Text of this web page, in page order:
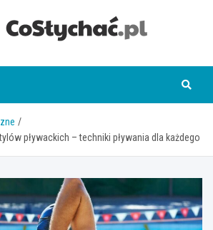
pływackich – techniki pływania dla każdego